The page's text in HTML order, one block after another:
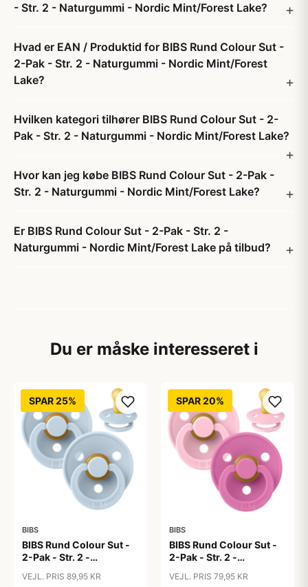
- Str. 2 - Naturgummi - Nordic Mint/Forest Lake?
Hvad er EAN / Produktid for BIBS Rund Colour Sut -
2-Pak - Str. 2 - Naturgummi - Nordic Mint/Forest
Lake?
Hvilken kategori tilhører BIBS Rund Colour Sut - 2-
Pak - Str. 2 - Naturgummi - Nordic Mint/Forest Lake?
Hvor kan jeg købe BIBS Rund Colour Sut - 2-Pak -
Str. 2 - Naturgummi - Nordic Mint/Forest Lake?
Er BIBS Rund Colour Sut - 2-Pak - Str. 2 -
Naturgummi - Nordic Mint/Forest Lake på tilbud?
Du er måske interesseret i
SPAR 25%
BIBS
BIBS Rund Colour Sut -
2-Pak - Str. 2 -
Blue/Baby Blue
VEJL. PRIS 89,95 KR
SPAR 20%
BIBS
BIBS Rund Colour Sut -
2-Pak - Str. 2 -
Pink/Bubblegum
VEJL. PRIS 79,95 KR